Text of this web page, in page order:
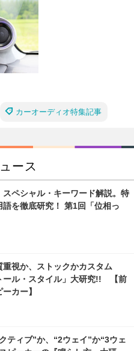
カーオーディオ特集記事
ース
スペシャル・キーワード解説。特
語を徹底研究！ 第1回「位相っ
重視か、ストックかカスタム
ール・スタイル」大研究!! 【前
カー】
ティブ”か、“2ウェイ”か“3ウェ